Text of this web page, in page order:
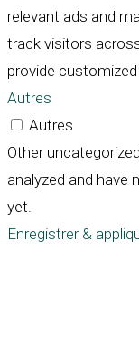
relevant ads and
track visitors
provide
Autres
Autres
Other
analyzed and have
yet.
Enregistrer &